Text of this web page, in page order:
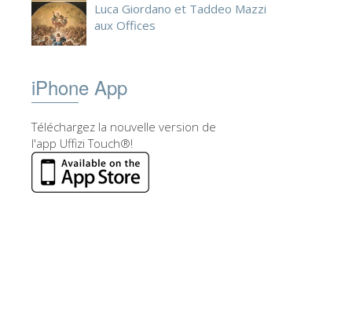
Luca Giordano et Taddeo Mazzi
aux Offices
iPhone App
Téléchargez la nouvelle version de
l'app Uffizi Touch®!